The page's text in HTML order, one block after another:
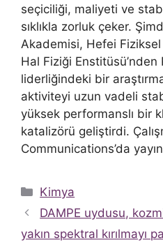
seçiciliği, maliyeti ve
sıklıkla zorluk çeker.
Akademisi, Hefei Fiziksel
Hal Fiziği Enstitüsü’nden
liderliğindeki bir
aktiviteyi uzun vadeli
yüksek performanslı bir
katalizörü geliştirdi.
Communications’da
Kategoriler
Kimya
DAMPE uydusu,
yakın spektral kırılmayı